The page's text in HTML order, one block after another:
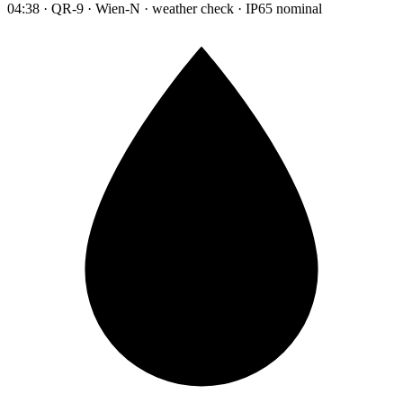
04:38 · QR-9 · Wien-N · weather check · IP65 nominal